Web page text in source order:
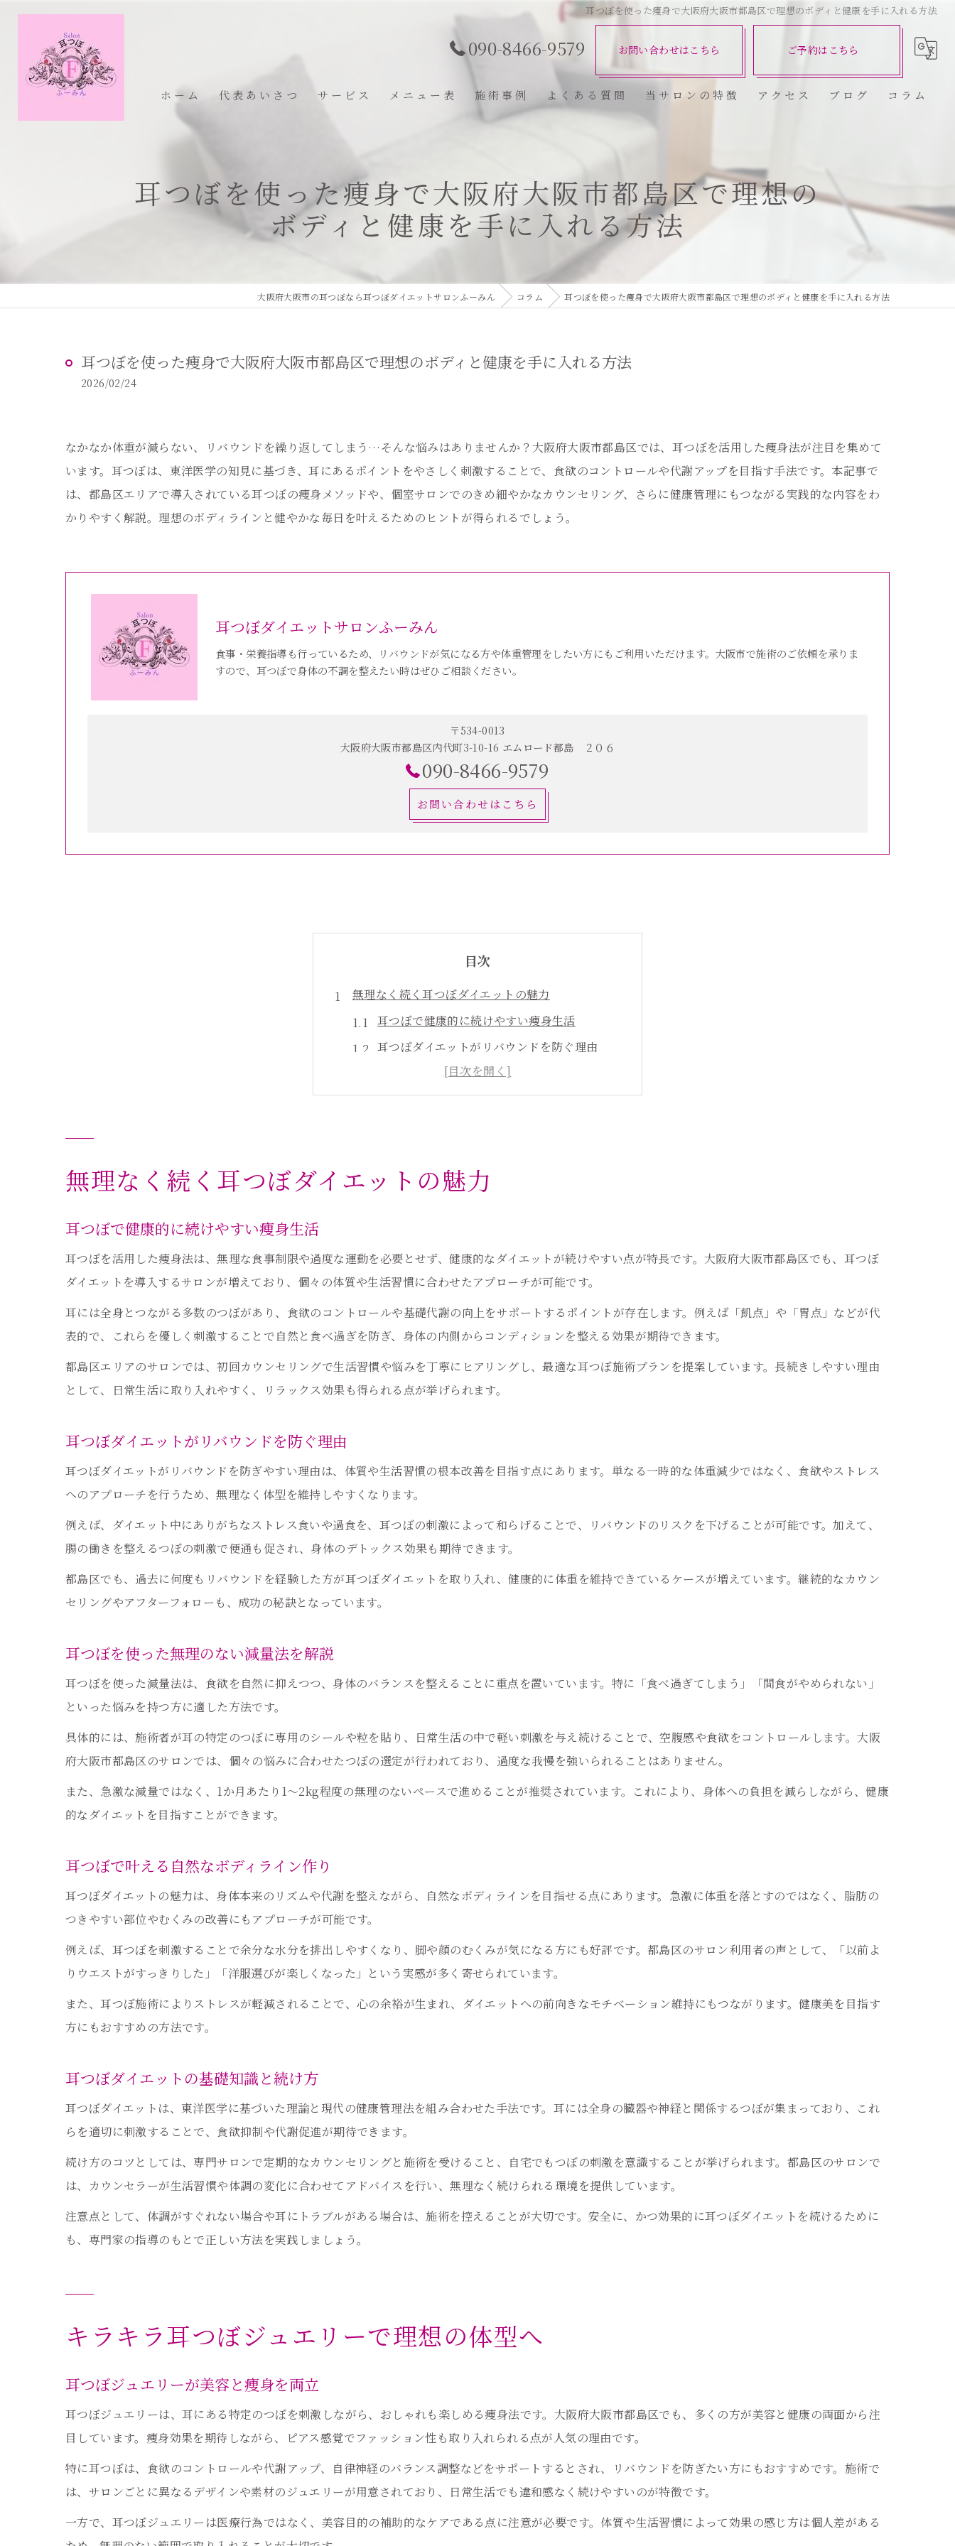
耳つぼを使った痩身で大阪府大阪市都島区で理想のボディと健康を手に入れる方法
090-8466-9579 お問い合わせはこちら ご予約はこちら
ホーム 代表あいさつ サービス メニュー表 施術事例 よくある質問 当サロンの特徴
健康
美容エステ
アクセス ブログ コラム
耳つぼを使った痩身で大阪府大阪市都島区で理想の
ボディと健康を手に入れる方法
大阪府大阪市の耳つぼなら耳つぼダイエットサロンふーみん コラム 耳つぼを使った痩身で大阪府大阪市都島区で理想のボディと健康を手に入れる方法
耳つぼを使った痩身で大阪府大阪市都島区で理想のボディと健康を手に入れる方法
2026/02/24
なかなか体重が減らない、リバウンドを繰り返してしまう…そんな悩みはありませんか？大阪府大阪市都島区では、耳つぼを活用した痩身法が注目を集めて
います。耳つぼは、東洋医学の知見に基づき、耳にあるポイントをやさしく刺激することで、食欲のコントロールや代謝アップを目指す手法です。本記事で
は、都島区エリアで導入されている耳つぼの痩身メソッドや、個室サロンでのきめ細やかなカウンセリング、さらに健康管理にもつながる実践的な内容をわ
かりやすく解説。理想のボディラインと健やかな毎日を叶えるためのヒントが得られるでしょう。
耳つぼダイエットサロンふーみん
食事・栄養指導も行っているため、リバウンドが気になる方や体重管理をしたい方にもご利用いただけます。大阪市で施術のご依頼を承りま
すので、耳つぼで身体の不調を整えたい時はぜひご相談ください。
〒534-0013
大阪府大阪市都島区内代町3-10-16 エムロード都島 ２０６
090-8466-9579
お問い合わせはこちら
目次
無理なく続く耳つぼダイエットの魅力
耳つぼで健康的に続けやすい痩身生活
耳つぼダイエットがリバウンドを防ぐ理由
耳つぼを使った無理のない減量法を解説
耳つぼで叶える自然なボディライン作り
耳つぼジュエリーが美容と痩身を両立
耳つぼジュエリーつけ放題の活用方法
耳つぼで叶うキラキラダイエット体験談
都島区で話題の耳つぼ痩身体験を解説
耳つぼ痩身で変わる都島区の実績とは
耳つぼダイエット体験談から学ぶコツ
耳つぼ施術の流れと都島区での評判
ホットペッパービューティー予約でお得に痩身
耳つぼ痩身をお得に体験する予約術
耳つぼサロンの予約前に知るべきポイント
耳つぼダイエットの予約で得られる特典
耳つぼジュエリー予約活用術を徹底解説
耳つぼで体調を整えながら痩身を実現
耳つぼ施術の実践で気をつけるポイント
耳つぼダイエットが健康にもたらす効果
耳つぼならリバウンド防止もサポートできる
耳つぼ活用で長期的な体型維持を目指す
無理なく続く耳つぼダイエットの魅力
耳つぼで健康的に続けやすい痩身生活
耳つぼを活用した痩身法は、無理な食事制限や過度な運動を必要とせず、健康的なダイエットが続けやすい点が特長です。大阪府大阪市都島区でも、耳つぼ
ダイエットを導入するサロンが増えており、個々の体質や生活習慣に合わせたアプローチが可能です。
耳には全身とつながる多数のつぼがあり、食欲のコントロールや基礎代謝の向上をサポートするポイントが存在します。例えば「飢点」や「胃点」などが代
表的で、これらを優しく刺激することで自然と食べ過ぎを防ぎ、身体の内側からコンディションを整える効果が期待できます。
都島区エリアのサロンでは、初回カウンセリングで生活習慣や悩みを丁寧にヒアリングし、最適な耳つぼ施術プランを提案しています。長続きしやすい理由
として、日常生活に取り入れやすく、リラックス効果も得られる点が挙げられます。
耳つぼダイエットがリバウンドを防ぐ理由
耳つぼダイエットがリバウンドを防ぎやすい理由は、体質や生活習慣の根本改善を目指す点にあります。単なる一時的な体重減少ではなく、食欲やストレス
へのアプローチを行うため、無理なく体型を維持しやすくなります。
例えば、ダイエット中にありがちなストレス食いや過食を、耳つぼの刺激によって和らげることで、リバウンドのリスクを下げることが可能です。加えて、
腸の働きを整えるつぼの刺激で便通も促され、身体のデトックス効果も期待できます。
都島区でも、過去に何度もリバウンドを経験した方が耳つぼダイエットを取り入れ、健康的に体重を維持できているケースが増えています。継続的なカウン
セリングやアフターフォローも、成功の秘訣となっています。
耳つぼを使った無理のない減量法を解説
耳つぼを使った減量法は、食欲を自然に抑えつつ、身体のバランスを整えることに重点を置いています。特に「食べ過ぎてしまう」「間食がやめられない」
といった悩みを持つ方に適した方法です。
具体的には、施術者が耳の特定のつぼに専用のシールや粒を貼り、日常生活の中で軽い刺激を与え続けることで、空腹感や食欲をコントロールします。大阪
府大阪市都島区のサロンでは、個々の悩みに合わせたつぼの選定が行われており、過度な我慢を強いられることはありません。
また、急激な減量ではなく、1か月あたり1〜2kg程度の無理のないペースで進めることが推奨されています。これにより、身体への負担を減らしながら、健康
的なダイエットを目指すことができます。
耳つぼで叶える自然なボディライン作り
耳つぼダイエットの魅力は、身体本来のリズムや代謝を整えながら、自然なボディラインを目指せる点にあります。急激に体重を落とすのではなく、脂肪の
つきやすい部位やむくみの改善にもアプローチが可能です。
例えば、耳つぼを刺激することで余分な水分を排出しやすくなり、脚や顔のむくみが気になる方にも好評です。都島区のサロン利用者の声として、「以前よ
りウエストがすっきりした」「洋服選びが楽しくなった」という実感が多く寄せられています。
また、耳つぼ施術によりストレスが軽減されることで、心の余裕が生まれ、ダイエットへの前向きなモチベーション維持にもつながります。健康美を目指す
方にもおすすめの方法です。
耳つぼダイエットの基礎知識と続け方
耳つぼダイエットは、東洋医学に基づいた理論と現代の健康管理法を組み合わせた手法です。耳には全身の臓器や神経と関係するつぼが集まっており、これ
らを適切に刺激することで、食欲抑制や代謝促進が期待できます。
続け方のコツとしては、専門サロンで定期的なカウンセリングと施術を受けること、自宅でもつぼの刺激を意識することが挙げられます。都島区のサロンで
は、カウンセラーが生活習慣や体調の変化に合わせてアドバイスを行い、無理なく続けられる環境を提供しています。
注意点として、体調がすぐれない場合や耳にトラブルがある場合は、施術を控えることが大切です。安全に、かつ効果的に耳つぼダイエットを続けるために
も、専門家の指導のもとで正しい方法を実践しましょう。
キラキラ耳つぼジュエリーで理想の体型へ
耳つぼジュエリーが美容と痩身を両立
耳つぼジュエリーは、耳にある特定のつぼを刺激しながら、おしゃれも楽しめる痩身法です。大阪府大阪市都島区でも、多くの方が美容と健康の両面から注
目しています。痩身効果を期待しながら、ピアス感覚でファッション性も取り入れられる点が人気の理由です。
特に耳つぼは、食欲のコントロールや代謝アップ、自律神経のバランス調整などをサポートするとされ、リバウンドを防ぎたい方にもおすすめです。施術で
は、サロンごとに異なるデザインや素材のジュエリーが用意されており、日常生活でも違和感なく続けやすいのが特徴です。
一方で、耳つぼジュエリーは医療行為ではなく、美容目的の補助的なケアである点に注意が必要です。体質や生活習慣によって効果の感じ方は個人差がある
ご予約はこちら
ご予約はこちら